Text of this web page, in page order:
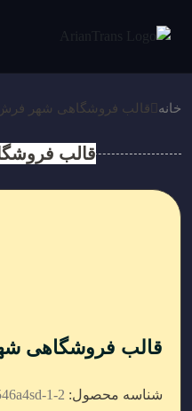
خانه قالب فروشگاهی شهر فرش
قالب
قالب فروشگاهی
شناسه محصول: 1-2